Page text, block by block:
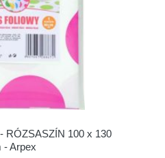
RÓZSASZÍN 100 x 130
- Arpex